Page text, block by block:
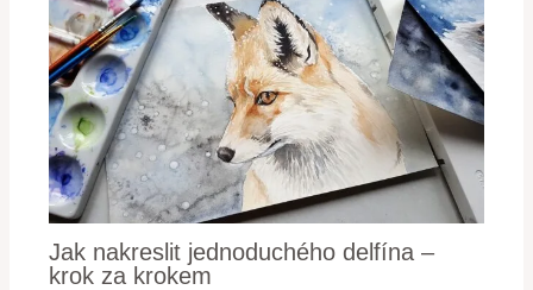
Jak nakreslit jednoduchého delfína –
krok za krokem